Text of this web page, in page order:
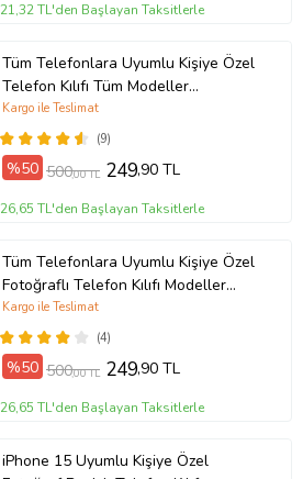
21,32 TL'den Başlayan Taksitlerle
Tüm Telefonlara Uyumlu Kişiye Özel
Telefon Kılıfı Tüm Modeller
Açıklamada
(9)
Kargo ile Teslimat
%50 500,00 TL 249,90 TL
26,65 TL'den Başlayan Taksitlerle
Tüm Telefonlara Uyumlu Kişiye Özel
Fotoğraflı Telefon Kılıfı Modeller
Açıklamada
(4)
Kargo ile Teslimat
%50 500,00 TL 249,90 TL
26,65 TL'den Başlayan Taksitlerle
iPhone 15 Uyumlu Kişiye Özel